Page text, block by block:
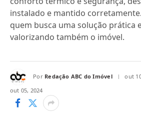
instalado e mantido
quem busca uma solução prática
valorizando também o imóvel.
Por Redação ABC do Imóvel out
out 05, 2024